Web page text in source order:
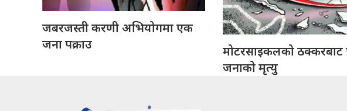
जबरजस्ती करणी अभियोगमा एक
जना पक्राउ
मोटरसाइकलको
जनाको मृत्यु